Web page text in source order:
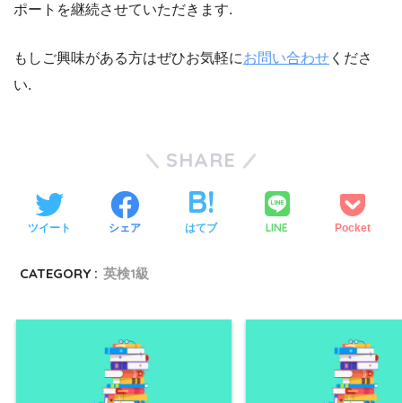
ポートを継続させていただきます.
もしご興味がある方はぜひお気軽にお問い合わせ くださ
い.
SHARE
ツイート シェア はてブ LINE Pocket
CATEGORY : 英検1級